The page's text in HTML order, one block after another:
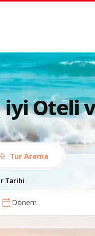
Oteli
Tur Arama
Tarihi
Dönem